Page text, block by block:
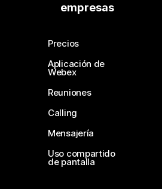
empresas
Precios
Aplicación de
Webex
Reuniones
Calling
Mensajería
Uso compartido
de pantalla